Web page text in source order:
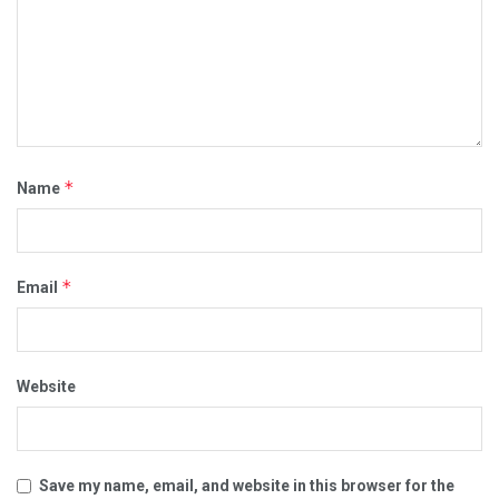
Name *
Email *
Website
Save my name, email, and website in this browser for the